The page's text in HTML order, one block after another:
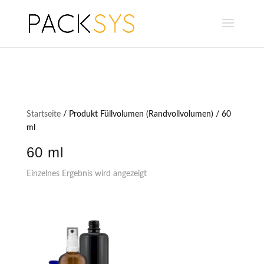
Startseite/ Produkt Füllvolumen (Randvollvolumen) / 60
ml
60 ml
Einzelnes Ergebnis wird angezeigt